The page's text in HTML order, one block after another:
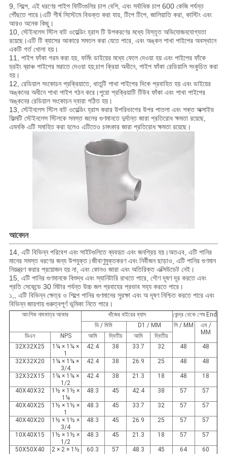
9, শিল্পে, এই ধরণের পাইপ ফিটিংগুলির চাপ বেশি, এবং সর্বাধিক চাপ 600 কেজি পর্যন্ত
পৌঁছতে পারে।এটি শীর্ষ সিস্টেমে বিভক্ত করা যায়, টিপে টিপে, জালিয়াতি করা, কাস্টিং এবং
আরও অনেক কিছু।
10, স্টেইনলেস স্টিল বাট ওয়েল্ডিং হ্রাস টি উপকরণের মধ্যে বিস্তৃত অভিযোজনযোগ্যতা
রয়েছে।এটি টি ব্যাসের আকারে সমতল করা যেতে পারে, এবং অঙ্কন শাখা পাইপের অবস্থানে
একটি গর্ত খোলা হয়।
11, পাইপ ফাঁকা গরম করা হয়, ফর্মিং ডাইয়ের মধ্যে ফেলে দেওয়া হয় এবং পাইপের ফাঁকে
ড্রইং ব্রাঞ্চ পাইপের মরাতে দেওয়া হয়;চাপ ক্রিয়া অধীনে, পাইপ ফাঁকা রেডিয়ালি সংকুচিত করা
হয়।
12, রেডিয়াল সংকোচন প্রক্রিয়াতে, ধাতুটি শাখা পাইপের দিকে প্রবাহিত হয় এবং ডাইয়ের
অঙ্কনের অধীনে শাখা পাইপ গঠন করে।পুরো প্রক্রিয়াটি টিউব ফাঁকা এবং শাখা পাইপের
অঙ্কনের রেডিয়াল সংকোচন দ্বারা গঠিত হয়।
13, স্টেইনলেস স্টিল বাট ওয়েল্ডিং হ্রাস করার উপরিভাগের উপর পাতলা এবং শক্ত অক্সাইড
ফিল্মটি স্টেইনলেস স্টিলকে সমস্ত জলের গুণমানতে দুর্দান্ত জারা প্রতিরোধ ক্ষমতা রয়েছে,
এমনকি এটি সমাহিত করা হলেও এটিতেও চমৎকার জারা প্রতিরোধ ক্ষমতা রয়েছে।
আবেদন
14, এটি বিভিন্ন পরিবেশ এবং সাইটগুলিতে ব্যবহৃত এবং জনপ্রিয় হয়।অতএব, এটি পানির
মানের সমস্ত ধরণের জন্য উপযুক্ত।জীবাণুমুক্তকরণ এবং নির্বীজন ছাড়াও, এটি পানির গুণমান
নিয়ন্ত্রণ করার প্রয়োজন হয় না, এবং কোনও জারা এবং অতিরিক্ত এক্সিউডেট নেই।
15, এটি পানির গুণমানকে বিশুদ্ধ এবং স্যানিটারি রাখতে পারে, গৌণ দূষণ দূর করতে এবং
প্রতি সেকেন্ডে 30 মিটার পর্যন্ত উচ্চ জল প্রবাহের প্রভাব সহ্য করতে পারে।
১,, এটি বিভিন্ন ক্ষেত্র ও শিল্পে পানির গুণমানের সুরক্ষা এবং অ দূষণ নিশ্চিত করতে পারে এবং
বিভিন্ন জায়গায় গুরুত্বপূর্ণ ভূমিকা নিতে পারে।
আংশিক নামমাত্র আকার খাঁজের বাইরের ব্যাস
কেন্দ্র থেকে শেষ End
ডি / মিমি
D1 / MM সি / MM
এম /
MM
ডিএন NPS আমি দ্বিতীয় আমি
দ্বিতীয়
32X32X25
1¼ × 1¼ ×
1
42.4 38 33.7 32 48 48
32X32X20
1¼ × 1¼ ×
3/4
42.4 38 26.9 25 48 48
32X32X15
1¼ × 1¼ ×
1/2
42.4 38 21.3 18 48 18
40X40X32
1½ × 1½ ×
1¼
48.3 45 42.4 38 57 57
40X40X25
1½ × 1½ ×
1
48.3 45 33.7 32 57 57
40X40X20
1½ × 1½ ×
3/4
48.3 45 26.9 25 57 57
10X40X15
1½ × 1½ ×
1/2
48.3 45 21.3 18 57 57
50X50X40 2 × 2 × 1½ 60.3 57 48.3 45 64
60